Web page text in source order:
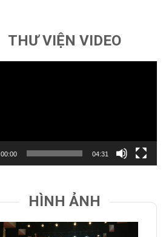
THƯ VIỆN VIDEO
00:00 04:31
HÌNH ẢNH